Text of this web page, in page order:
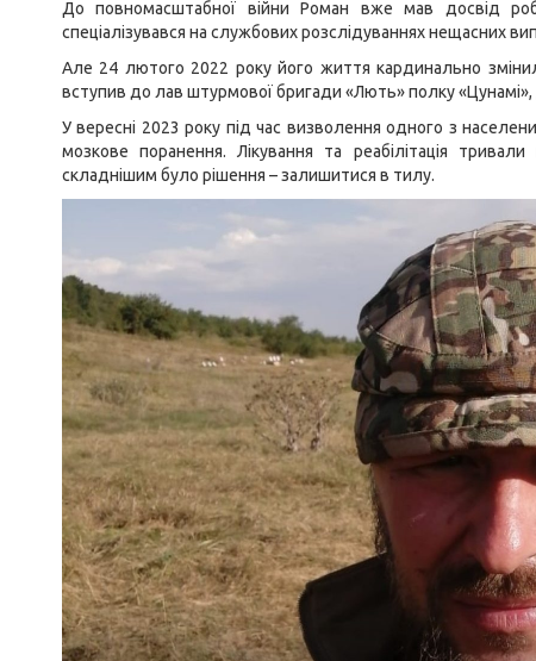
До повномасштабної війни Роман вже мав досвід
спеціалізувався на службових розслідуваннях нещасних
Але 24 лютого 2022 року його життя кардинально
вступив до лав штурмової бригади «Лють» полку
У вересні 2023 року під час визволення одного з
мозкове поранення. Лікування та реабілітація
складнішим було рішення – залишитися в тилу.